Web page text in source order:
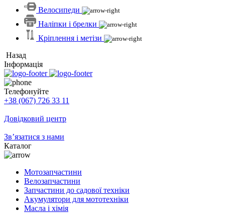
Велосипеди
Наліпки і брелки
Кріплення і метізи
Назад
Інформація
Телефонуйте
+38 (067) 726 33 11
Довідковий центр
Зв’язатися з нами
Каталог
Мотозапчастини
Велозапчастини
Запчастини до садової техніки
Акумулятори для мототехніки
Масла і хімія